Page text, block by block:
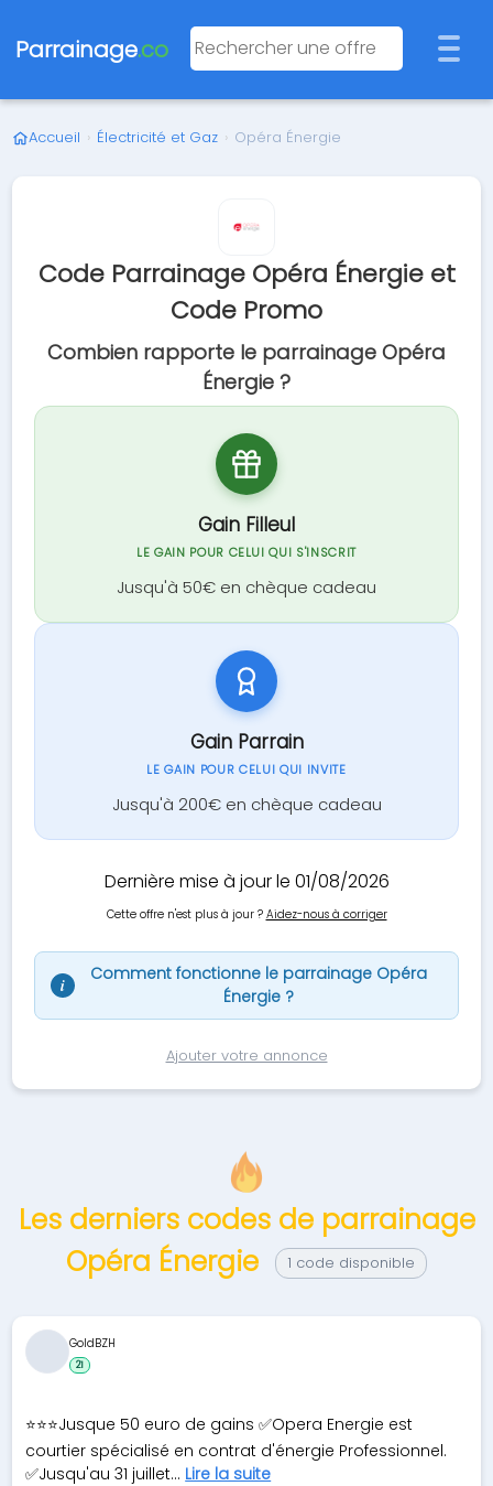
Parrainage.co
Accueil › Électricité et Gaz › Opéra Énergie
Code Parrainage Opéra Énergie et
Code Promo
Combien rapporte le parrainage Opéra
Énergie ?
Gain Filleul
LE GAIN POUR CELUI QUI S'INSCRIT
Jusqu'à 50€ en chèque cadeau
Gain Parrain
LE GAIN POUR CELUI QUI INVITE
Jusqu'à 200€ en chèque cadeau
Dernière mise à jour le 01/08/2026
Cette offre n'est plus à jour ? Aidez-nous à corriger
i
Comment fonctionne le parrainage Opéra
Énergie ?
Ajouter votre annonce
Les derniers codes de parrainage
Opéra Énergie
1 code disponible
⭐️⭐️⭐️Jusque 50 euro de gains ✅Opera Energie est
courtier spécialisé en contrat d'énergie Professionnel.
✅Jusqu'au 31 juillet... Lire la suite
GoldBZH
21